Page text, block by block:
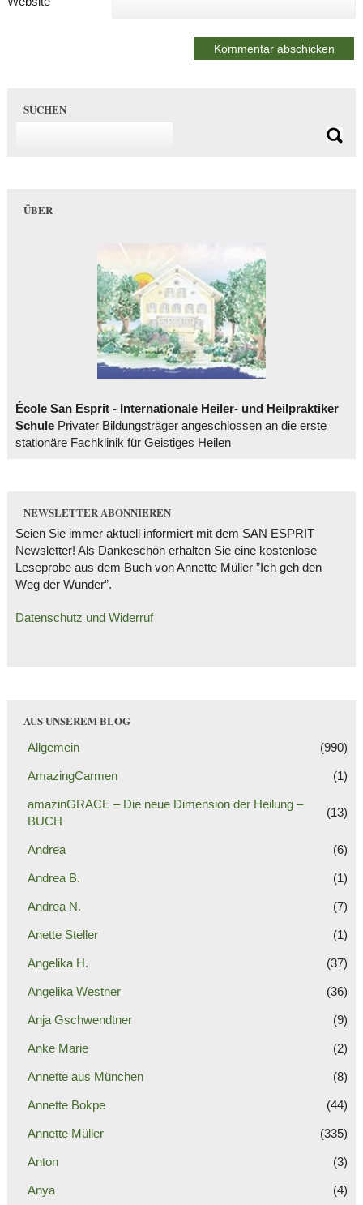
SUCHEN
ÜBER
École San Esprit - Internationale Heiler- und Heilpraktiker
SchulePrivater Bildungsträger angeschlossen an die erste
stationäre Fachklinik für Geistiges Heilen
NEWSLETTER ABONNIEREN
Seien Sie immer aktuell informiert mit dem SAN ESPRIT
Newsletter! Als Dankeschön erhalten Sie eine kostenlose
Leseprobe aus dem Buch von Annette Müller ”Ich geh den
Weg der Wunder”.
Datenschutz und Widerruf
AUS UNSEREM BLOG
Allgemein (990)
AmazingCarmen (1)
amazinGRACE – Die neue Dimension der Heilung –
BUCH
(13)
Andrea (6)
Andrea B. (1)
Andrea N. (7)
Anette Steller (1)
Angelika H. (37)
Angelika Westner (36)
Anja Gschwendtner (9)
Anke Marie (2)
Annette aus München (8)
Annette Bokpe (44)
Annette Müller (335)
Anton (3)
Anya (4)